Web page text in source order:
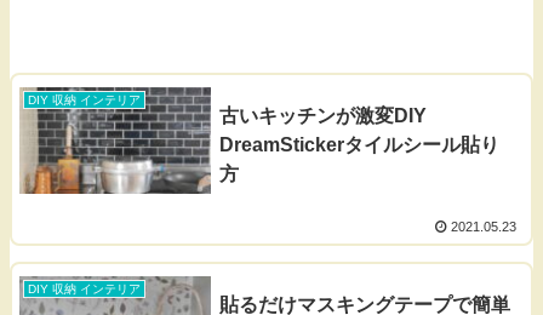
DIY 収納 インテリア
古いキッチンが激変DIY
DreamStickerタイルシール貼り
方
2021.05.23
DIY 収納 インテリア
貼るだけマスキングテープで簡単